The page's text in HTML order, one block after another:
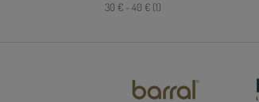
30 € - 40 € (1)